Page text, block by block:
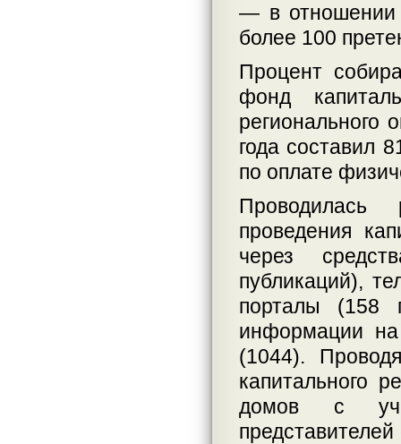
— в отношении
более 100
Процент
фонд
регионального
года составил
по оплате
Проводилась
проведения
через
публикаций),
порталы (158
информации
(1044).
капитального
домов с